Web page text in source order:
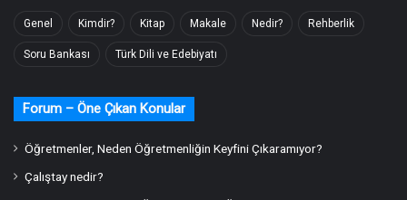
Genel Kimdir? Kitap Makale Nedir? Rehberlik
Soru Bankası Türk Dili ve Edebiyatı
Forum – Öne Çıkan Konular
Öğretmenler, Neden Öğretmenliğin Keyfini Çıkaramıyor?
Çalıştay nedir?